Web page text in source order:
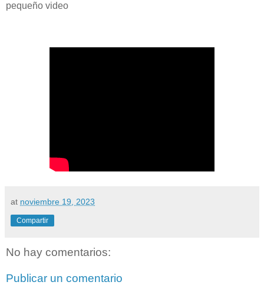
pequeño video
at noviembre 19, 2023
Compartir
No hay comentarios:
Publicar un comentario